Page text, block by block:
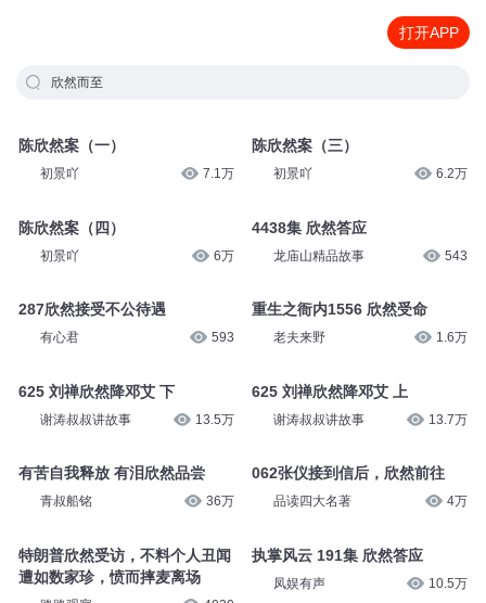
打开APP
欣然而至
陈欣然案（一）
初景吖 7.1万
陈欣然案（四）
初景吖 6万
287欣然接受不公待遇
有心君 593
625 刘禅欣然降邓艾 下
谢涛叔叔讲故事 13.5万
有苦自我释放 有泪欣然品尝
青叔船铭 36万
特朗普欣然受访，不料个人丑闻
遭如数家珍，愤而摔麦离场
陈欣然案（三）
初景吖 6.2万
4438集 欣然答应
龙庙山精品故事 543
重生之衙内1556 欣然受命
老夫来野 1.6万
625 刘禅欣然降邓艾 上
谢涛叔叔讲故事 13.7万
062张仪接到信后，欣然前往
品读四大名著 4万
执掌风云 191集 欣然答应
凤娱有声 10.5万